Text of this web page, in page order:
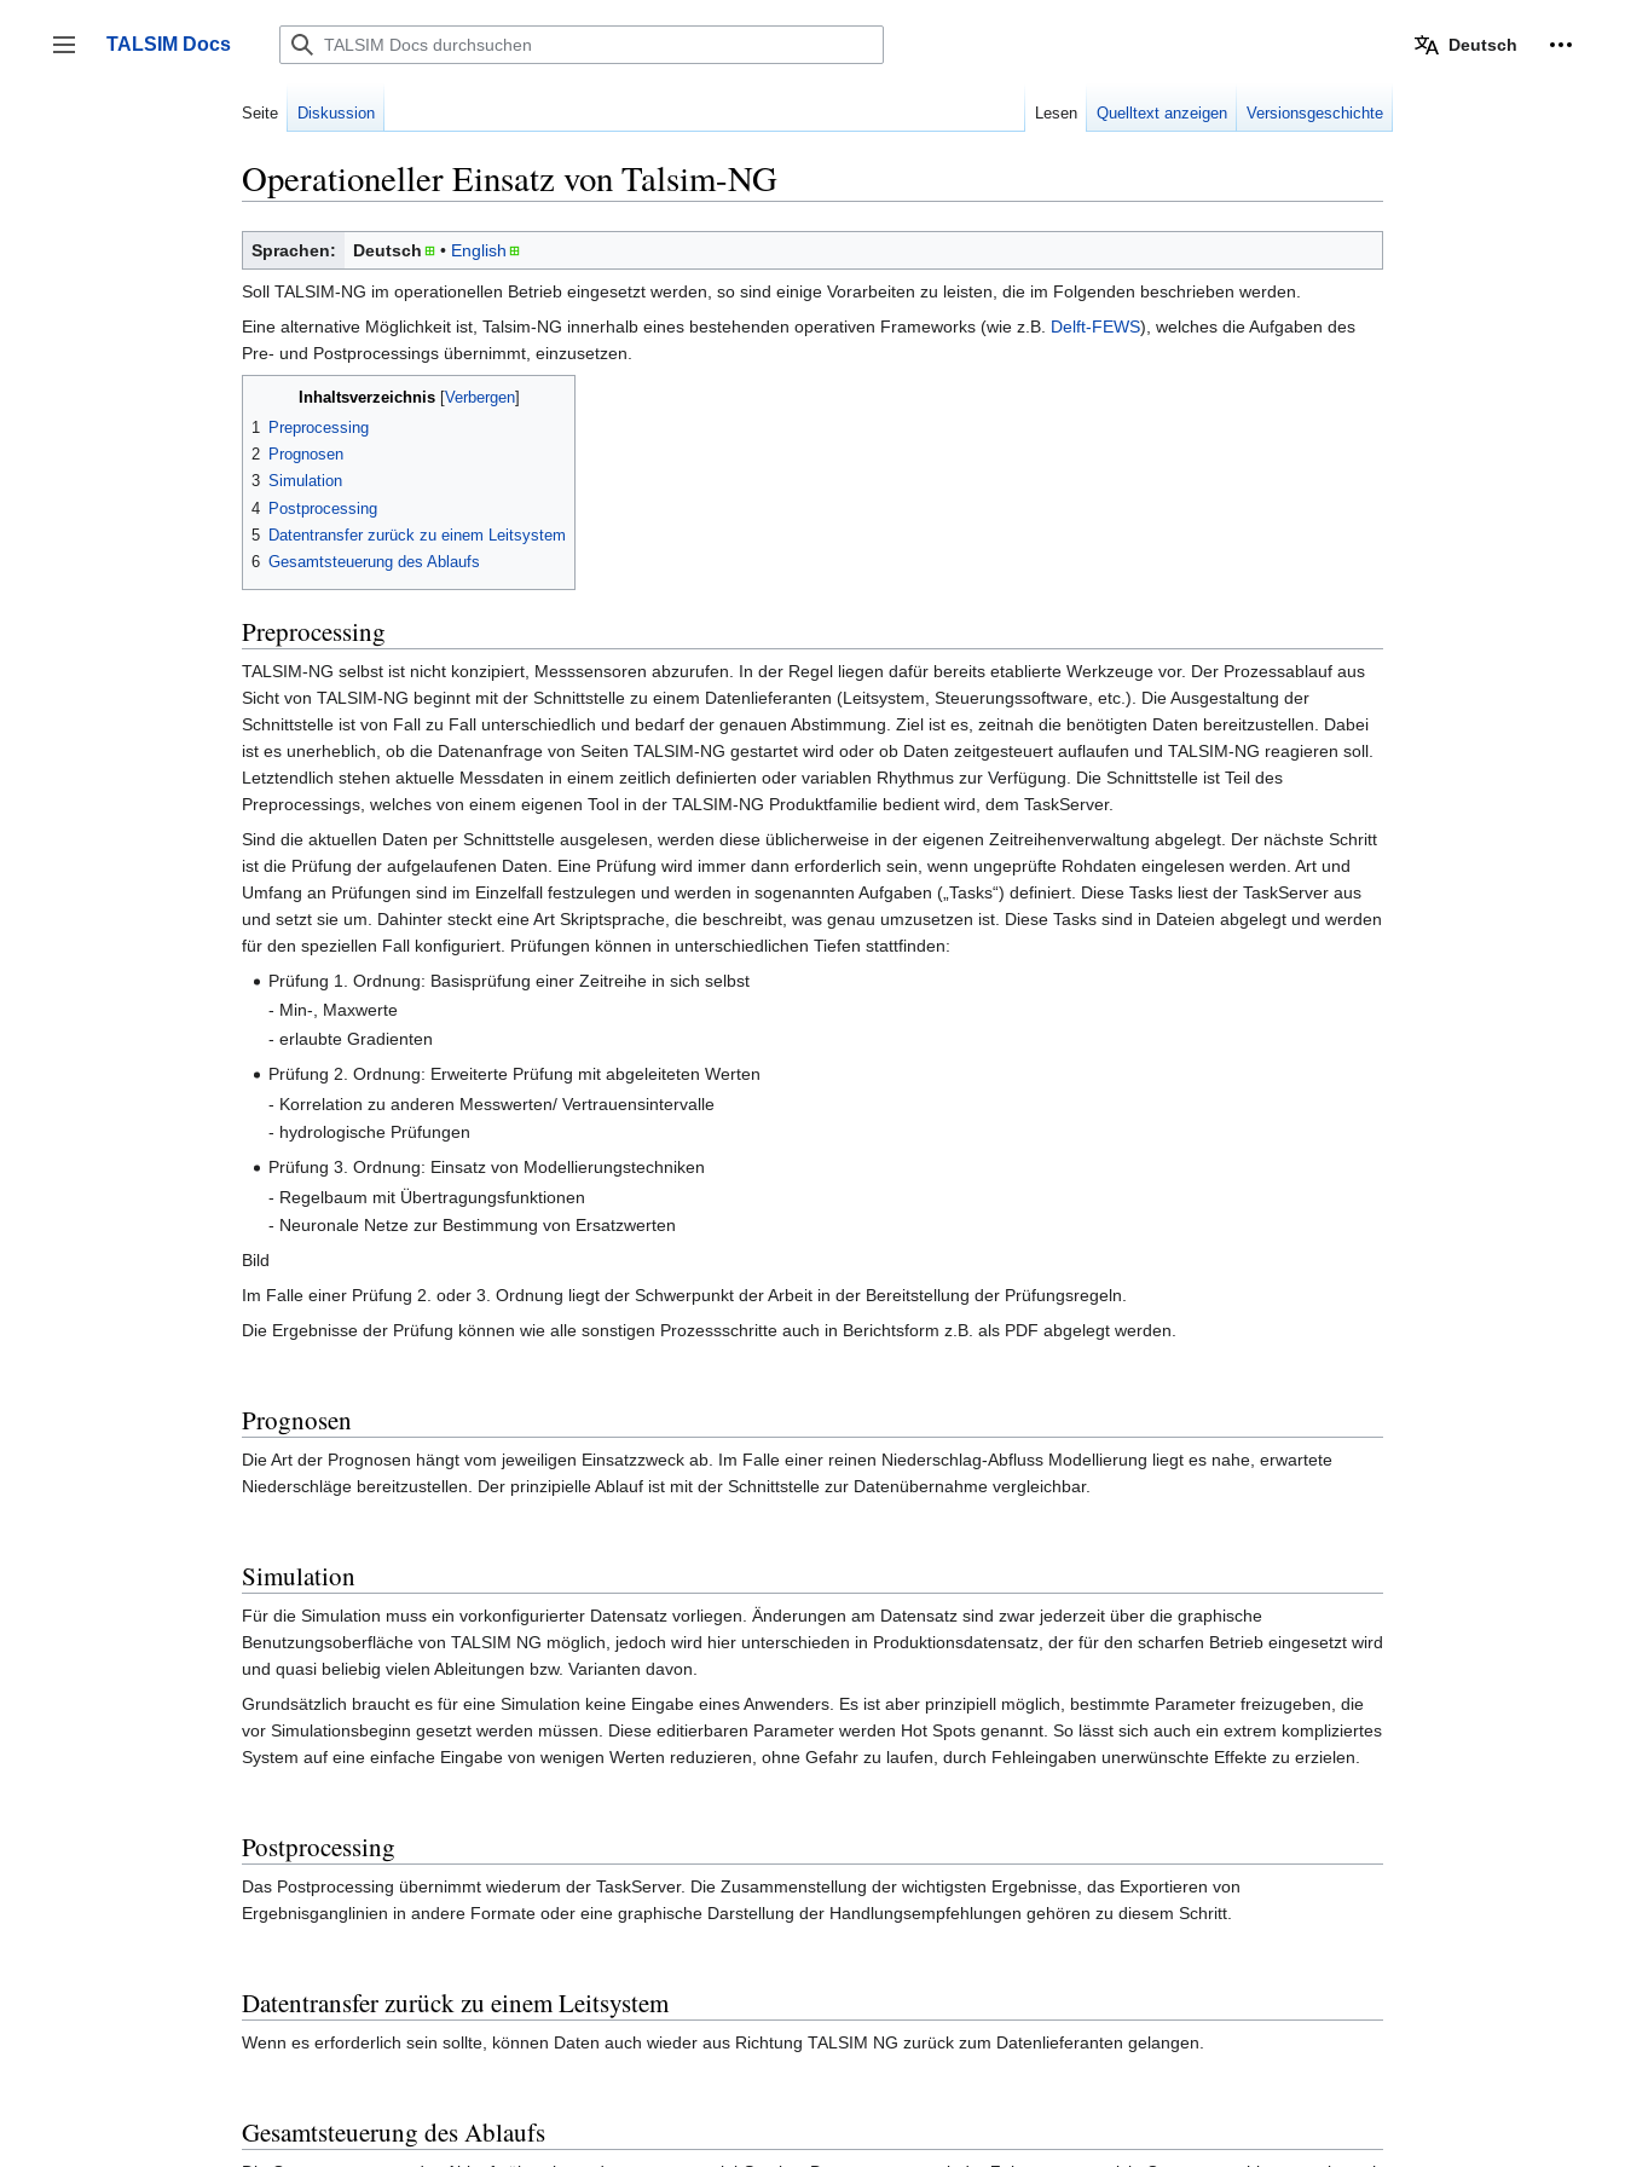
springen
Seitenleiste umschalten
TALSIM Docs Deutsch
Seite Diskussion Lesen Quelltext anzeigen Versionsgeschichte
Operationeller Einsatz von Talsim-NG
Sprachen: Deutsch English
Soll TALSIM-NG im operationellen Betrieb eingesetzt werden, so sind einige Vorarbeiten zu leisten, die im Folgenden beschrieben werden.
Eine alternative Möglichkeit ist, Talsim-NG innerhalb eines bestehenden operativen Frameworks (wie z.B. Delft-FEWS), welches die Aufgaben des
Pre- und Postprocessings übernimmt, einzusetzen.
Inhaltsverzeichnis
1
Preprocessing
2 Prognosen
3 Simulation
4 Postprocessing
5 Datentransfer zurück zu einem Leitsystem
6 Gesamtsteuerung des Ablaufs
Preprocessing
TALSIM-NG selbst ist nicht konzipiert, Messsensoren abzurufen. In der Regel liegen dafür bereits etablierte Werkzeuge vor. Der Prozessablauf aus
Sicht von TALSIM-NG beginnt mit der Schnittstelle zu einem Datenlieferanten (Leitsystem, Steuerungssoftware, etc.). Die Ausgestaltung der
Schnittstelle ist von Fall zu Fall unterschiedlich und bedarf der genauen Abstimmung. Ziel ist es, zeitnah die benötigten Daten bereitzustellen. Dabei
ist es unerheblich, ob die Datenanfrage von Seiten TALSIM-NG gestartet wird oder ob Daten zeitgesteuert auflaufen und TALSIM-NG reagieren soll.
Letztendlich stehen aktuelle Messdaten in einem zeitlich definierten oder variablen Rhythmus zur Verfügung. Die Schnittstelle ist Teil des
Preprocessings, welches von einem eigenen Tool in der TALSIM-NG Produktfamilie bedient wird, dem TaskServer.
Sind die aktuellen Daten per Schnittstelle ausgelesen, werden diese üblicherweise in der eigenen Zeitreihenverwaltung abgelegt. Der nächste Schritt
ist die Prüfung der aufgelaufenen Daten. Eine Prüfung wird immer dann erforderlich sein, wenn ungeprüfte Rohdaten eingelesen werden. Art und
Umfang an Prüfungen sind im Einzelfall festzulegen und werden in sogenannten Aufgaben („Tasks“) definiert. Diese Tasks liest der TaskServer aus
und setzt sie um. Dahinter steckt eine Art Skriptsprache, die beschreibt, was genau umzusetzen ist. Diese Tasks sind in Dateien abgelegt und werden
für den speziellen Fall konfiguriert. Prüfungen können in unterschiedlichen Tiefen stattfinden:
Prüfung 1. Ordnung: Basisprüfung einer Zeitreihe in sich selbst
- Min-, Maxwerte
- erlaubte Gradienten
Prüfung 2. Ordnung: Erweiterte Prüfung mit abgeleiteten Werten
- Korrelation zu anderen Messwerten/ Vertrauensintervalle
- hydrologische Prüfungen
Prüfung 3. Ordnung: Einsatz von Modellierungstechniken
- Regelbaum mit Übertragungsfunktionen
- Neuronale Netze zur Bestimmung von Ersatzwerten
Bild
Im Falle einer Prüfung 2. oder 3. Ordnung liegt der Schwerpunkt der Arbeit in der Bereitstellung der Prüfungsregeln.
Die Ergebnisse der Prüfung können wie alle sonstigen Prozessschritte auch in Berichtsform z.B. als PDF abgelegt werden.
Prognosen
Die Art der Prognosen hängt vom jeweiligen Einsatzzweck ab. Im Falle einer reinen Niederschlag-Abfluss Modellierung liegt es nahe, erwartete
Niederschläge bereitzustellen. Der prinzipielle Ablauf ist mit der Schnittstelle zur Datenübernahme vergleichbar.
Simulation
Für die Simulation muss ein vorkonfigurierter Datensatz vorliegen. Änderungen am Datensatz sind zwar jederzeit über die graphische
Benutzungsoberfläche von TALSIM NG möglich, jedoch wird hier unterschieden in Produktionsdatensatz, der für den scharfen Betrieb eingesetzt wird
und quasi beliebig vielen Ableitungen bzw. Varianten davon.
Grundsätzlich braucht es für eine Simulation keine Eingabe eines Anwenders. Es ist aber prinzipiell möglich, bestimmte Parameter freizugeben, die
vor Simulationsbeginn gesetzt werden müssen. Diese editierbaren Parameter werden Hot Spots genannt. So lässt sich auch ein extrem kompliziertes
System auf eine einfache Eingabe von wenigen Werten reduzieren, ohne Gefahr zu laufen, durch Fehleingaben unerwünschte Effekte zu erzielen.
Postprocessing
Das Postprocessing übernimmt wiederum der TaskServer. Die Zusammenstellung der wichtigsten Ergebnisse, das Exportieren von
Ergebnisganglinien in andere Formate oder eine graphische Darstellung der Handlungsempfehlungen gehören zu diesem Schritt.
Datentransfer zurück zu einem Leitsystem
Wenn es erforderlich sein sollte, können Daten auch wieder aus Richtung TALSIM NG zurück zum Datenlieferanten gelangen.
Gesamtsteuerung des Ablaufs